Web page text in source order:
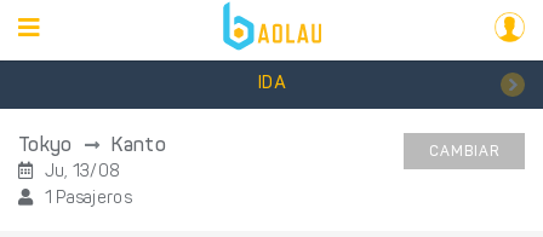
IDA
Tokyo Kanto
Ju, 13/08
1 Pasajeros
CAMBIAR